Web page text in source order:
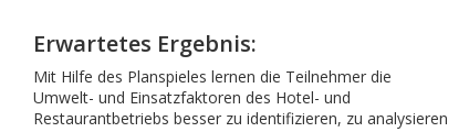
Erwartetes Ergebnis:
Mit Hilfe des Planspieles lernen die Teilnehmer die
Umwelt- und Einsatzfaktoren des Hotel- und
Restaurantbetriebs besser zu identifizieren, zu analysieren